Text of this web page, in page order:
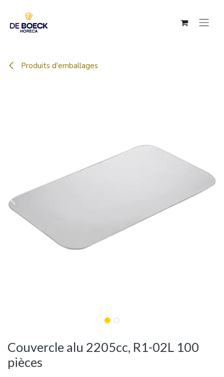
Produits d'emballages
Couvercle alu 2205cc, R1-02L 100
pièces